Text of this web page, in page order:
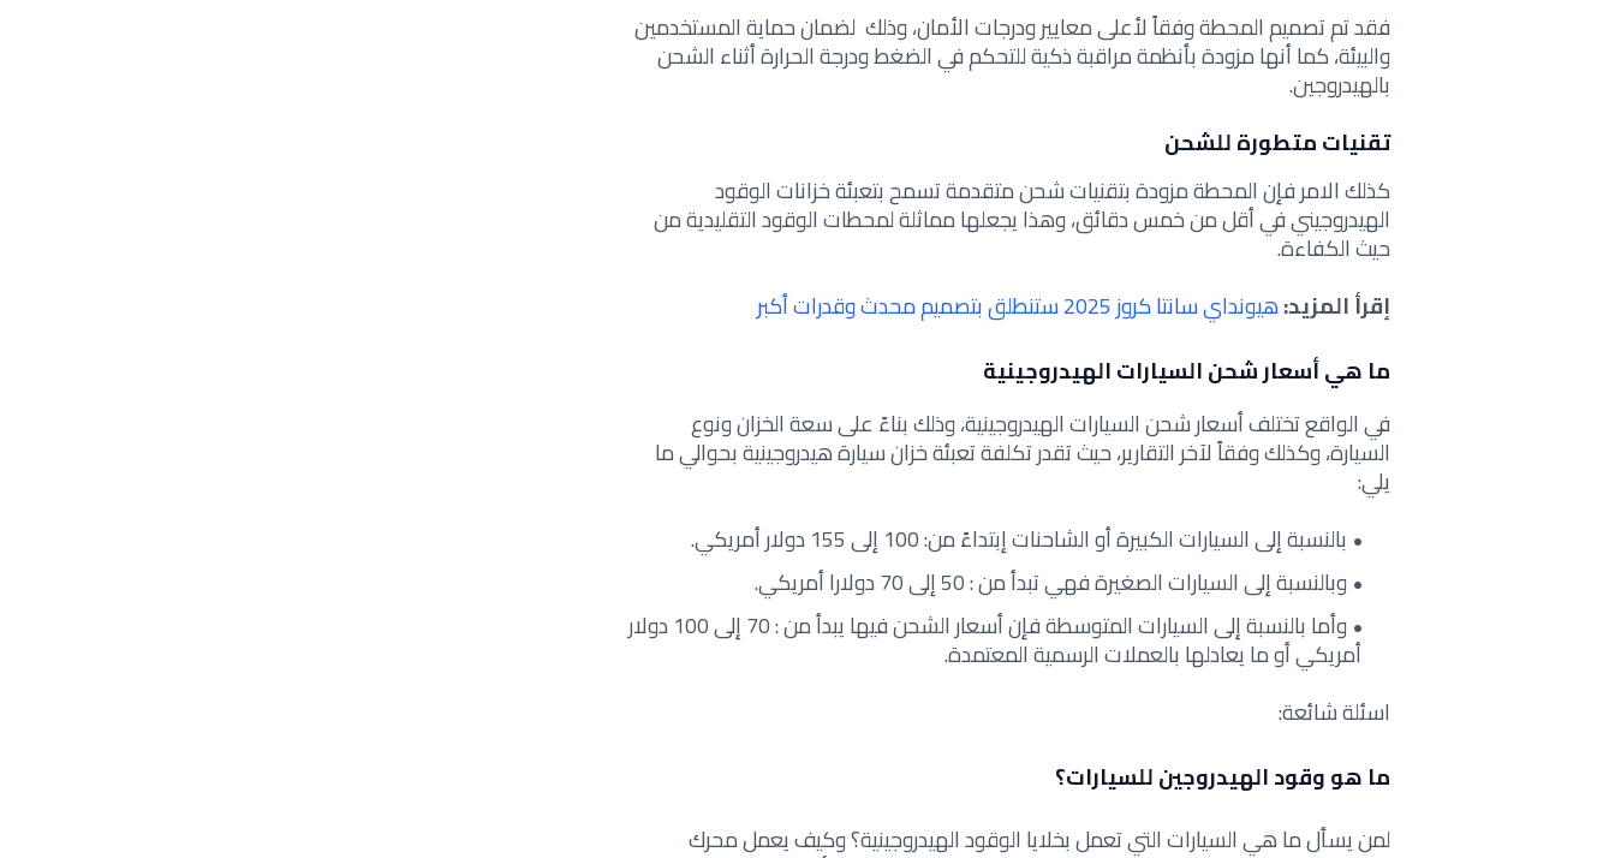
فقد تم تصميم المحطة وفقاً لأعلى معايير ودرجات الأمان، وذلك لضمان حماية المستخدمين
والبيئة، كما أنها مزودة بأنظمة مراقبة ذكية للتحكم في الضغط ودرجة الحرارة أثناء الشحن
بالهيدروجين.
تقنيات متطورة للشحن
كذلك الامر فإن المحطة مزودة بتقنيات شحن متقدمة تسمح بتعبئة خزانات الوقود
الهيدروجيني في أقل من خمس دقائق، وهذا يجعلها مماثلة لمحطات الوقود التقليدية من
حيث الكفاءة.
إقرأ المزيد:هيونداي سانتا كروز 2025 ستنطلق بتصميم محدث وقدرات أكبر
ما هي أسعار شحن السيارات الهيدروجينية
في الواقع تختلف أسعار شحن السيارات الهيدروجينية، وذلك بناءً على سعة الخزان ونوع
السيارة، وكذلك وفقاً لآخر التقارير، حيث تقدر تكلفة تعبئة خزان سيارة هيدروجينية بحوالي ما
يلي:
بالنسبة إلى السيارات الكبيرة أو الشاحنات إبتداءً من: 100 إلى 155 دولار أمريكي.
وبالنسبة إلى السيارات الصغيرة فهي تبدأ من : 50 إلى 70 دولارا أمريكي.
وأما بالنسبة إلى السيارات المتوسطة فإن أسعار الشحن فيها يبدأ من : 70 إلى 100 دولار
أمريكي أو ما يعادلها بالعملات الرسمية المعتمدة.
اسئلة شائعة:
ما هو وقود الهيدروجين للسيارات؟
لمن يسأل ما هي السيارات التي تعمل بخلايا الوقود الهيدروجينية؟ وكيف يعمل محرك